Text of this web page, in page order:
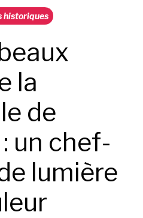
historiques
la
de
un chef-
lumière